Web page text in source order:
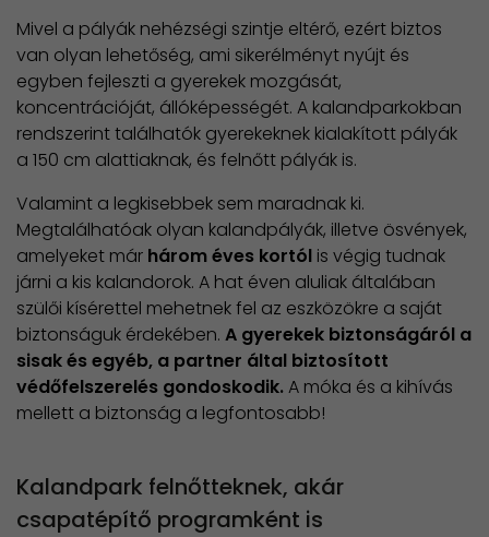
Mivel a pályák nehézségi szintje eltérő, ezért biztos
van olyan lehetőség, ami sikerélményt nyújt és
egyben fejleszti a gyerekek mozgását,
koncentrációját, állóképességét. A kalandparkokban
rendszerint találhatók gyerekeknek kialakított pályák
a 150 cm alattiaknak, és felnőtt pályák is.
Valamint a legkisebbek sem maradnak ki.
Megtalálhatóak olyan kalandpályák, illetve ösvények,
amelyeket már három éves kortól is végig tudnak
járni a kis kalandorok. A hat éven aluliak általában
szülői kísérettel mehetnek fel az eszközökre a saját
biztonságuk érdekében. A gyerekek biztonságáról a
sisak és egyéb, a partner által biztosított
védőfelszerelés gondoskodik.A móka és a kihívás
mellett a biztonság a legfontosabb!
Kalandpark felnőtteknek, akár
csapatépítő programként is